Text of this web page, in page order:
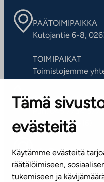
Tämä
evästeitä
Käytämme evästeitä
räätälöimiseen,
tukemiseen ja
PÄÄTOIMIPAIKKA
Kutojantie 6-8,
TOIMIPAIKAT
Toimistojemme
Puh. 045 7734 3777
(arkisin klo 8-16)
info@ta.fi